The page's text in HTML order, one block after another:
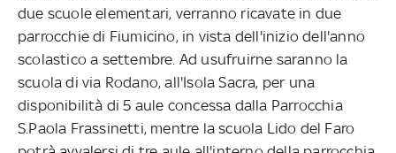
due scuole elementari, verranno ricavate in due
parrocchie di Fiumicino, in vista dell'inizio dell'anno
scolastico a settembre. Ad usufruirne saranno la
scuola di via Rodano, all'Isola Sacra, per una
disponibilità di 5 aule concessa dalla Parrocchia
S.Paola Frassinetti, mentre la scuola Lido del Faro